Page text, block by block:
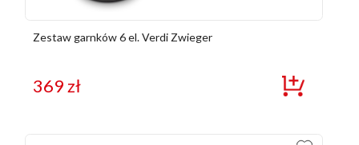
Zestaw garnków 6 el. Verdi Zwieger
369zł